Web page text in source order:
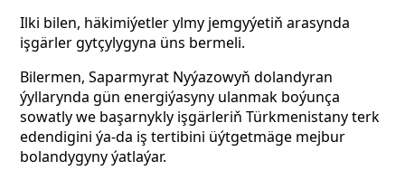
Ilki bilen, häkimiýetler ylmy jemgyýetiň arasynda
işgärler gytçylygyna üns bermeli.
Bilermen, Saparmyrat Nyýazowyň dolandyran
ýyllarynda gün energiýasyny ulanmak boýunça
sowatly we başarnykly işgärleriň Türkmenistany terk
edendigini ýa-da iş tertibini üýtgetmäge mejbur
bolandygyny ýatlaýar.